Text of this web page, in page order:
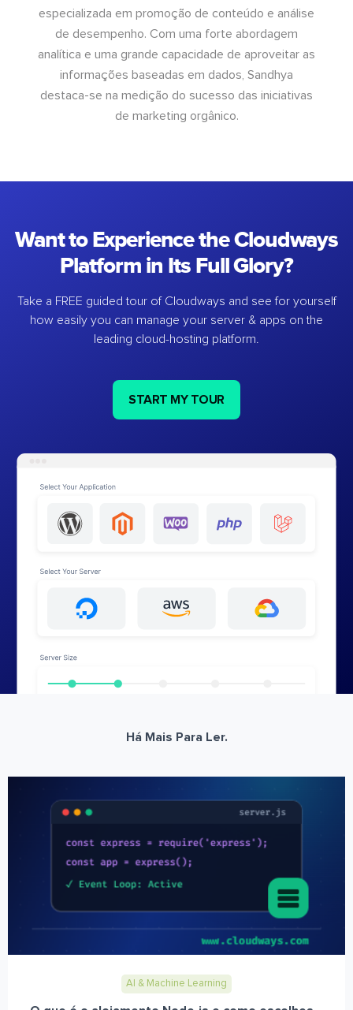
especializada em promoção de conteúdo e análise
de desempenho. Com uma forte abordagem
analítica e uma grande capacidade de aproveitar as
informações baseadas em dados, Sandhya
destaca-se na medição do sucesso das iniciativas
de marketing orgânico.
Want to Experience the Cloudways
Platform in Its Full Glory?
Take a FREE guided tour of Cloudways and see for yourself
how easily you can manage your server & apps on the
leading cloud-hosting platform.
START MY TOUR
Há Mais Para Ler.
AI & Machine Learning